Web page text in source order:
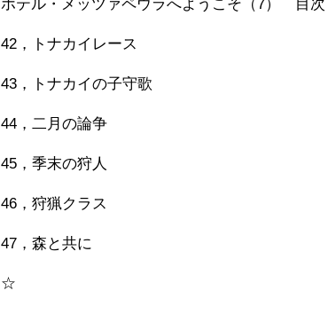
ホテル・メッツァペウラへようこそ（7） 目次
42，トナカイレース
43，トナカイの子守歌
44，二月の論争
45，季末の狩人
46，狩猟クラス
47，森と共に
☆